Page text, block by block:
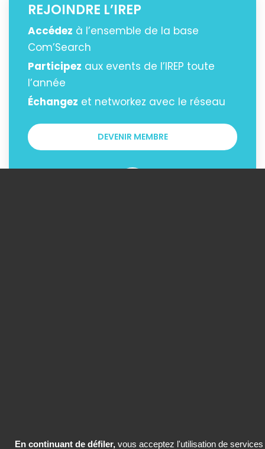
REJOINDRE L’IREP
Accédez à l’ensemble de la base
Com’Search
Participez aux events de l’IREP toute
l’année
Échangez et networkez avec le réseau
DEVENIR MEMBRE
En continuant de défiler, vous acceptez l'utilisation de services